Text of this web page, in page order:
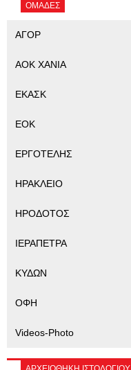
ΟΜΑΔΕΣ
ΑΓΟΡ
ΑΟΚ ΧΑΝΙΑ
ΕΚΑΣΚ
ΕΟΚ
ΕΡΓΟΤΕΛΗΣ
ΗΡΑΚΛΕΙΟ
ΗΡΟΔΟΤΟΣ
ΙΕΡΑΠΕΤΡΑ
ΚΥΔΩΝ
ΟΦΗ
Videos-Photo
ΑΡΧΕΙΟΘΗΚΗ ΙΣΤΟΛΟΓΙΟΥ